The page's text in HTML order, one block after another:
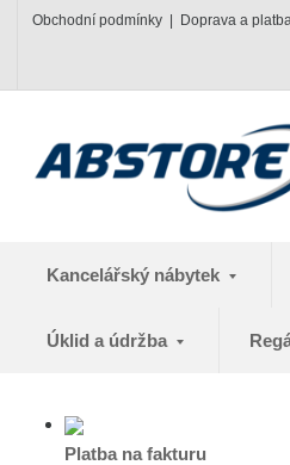
Obchodní podmínky Doprava a
Kancelářský nábytek
Úklid a údržba
Platba na fakturu